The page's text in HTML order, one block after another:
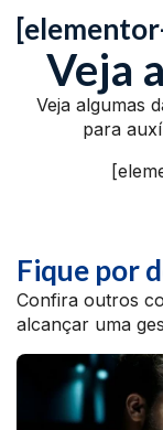
Veja
Veja algumas
para
Fique por
Confira outros
alcançar uma